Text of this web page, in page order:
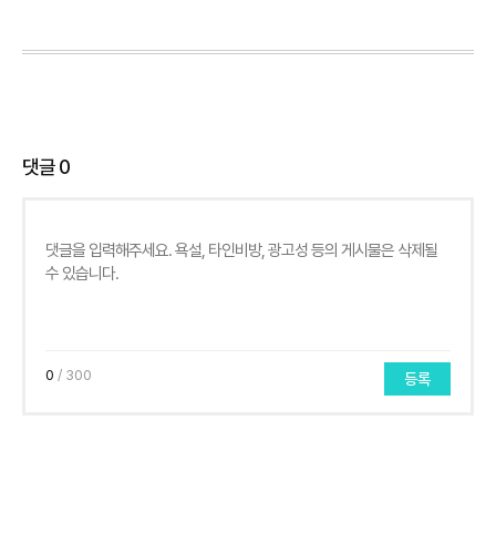
댓글0
0 / 300 등록